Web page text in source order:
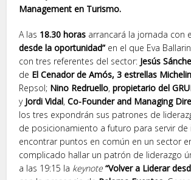
Management en Turismo.
A las 18.30 horas arrancará la jornada con
desde la oportunidad”en el que Eva
con tres referentes del sector: Jesús
de El Cenador de Amós, 3 estrellas Michelin
Repsol; Nino Redruello, propietario del
y Jordi Vidal,Co-Founder and Managing
los tres expondrán sus patrones de
de posicionamiento a futuro para servir de
encontrar puntos en común en un sector
complicado hallar un patrón de liderazgo
a las 19:15 la keynote“Volver a Liderar